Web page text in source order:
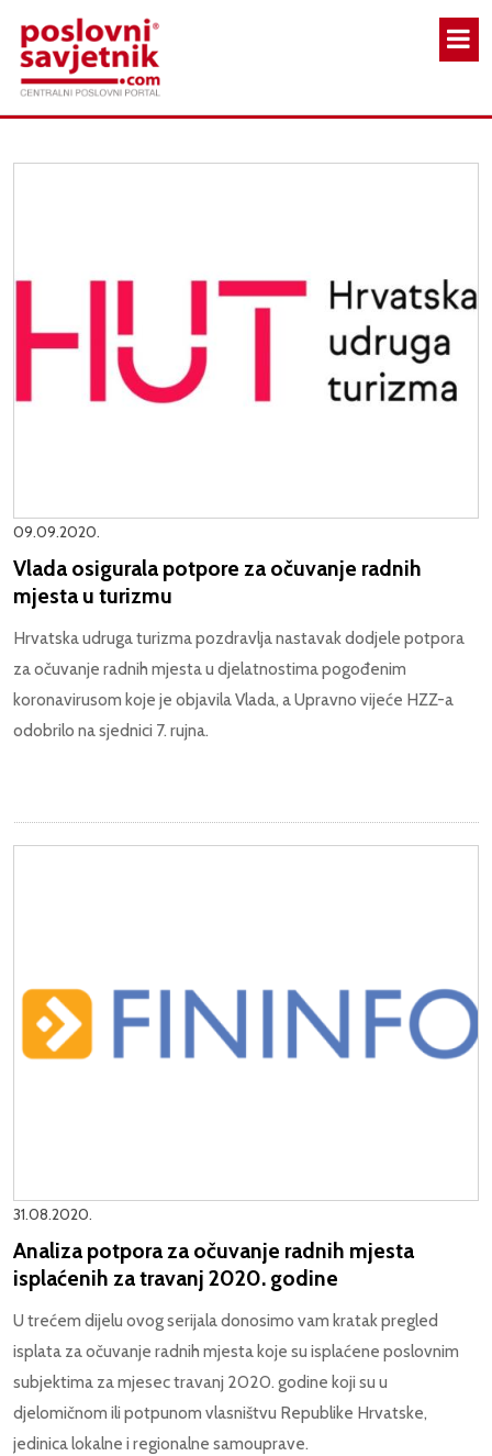
09.09.2020.
Vlada osigurala potpore za očuvanje radnih
mjesta u turizmu
Hrvatska udruga turizma pozdravlja nastavak dodjele potpora
za očuvanje radnih mjesta u djelatnostima pogođenim
koronavirusom koje je objavila Vlada, a Upravno vijeće HZZ-a
odobrilo na sjednici 7. rujna.
31.08.2020.
Analiza potpora za očuvanje radnih mjesta
isplaćenih za travanj 2020. godine
U trećem dijelu ovog serijala donosimo vam kratak pregled
isplata za očuvanje radnih mjesta koje su isplaćene poslovnim
subjektima za mjesec travanj 2020. godine koji su u
djelomičnom ili potpunom vlasništvu Republike Hrvatske,
jedinica lokalne i regionalne samouprave.